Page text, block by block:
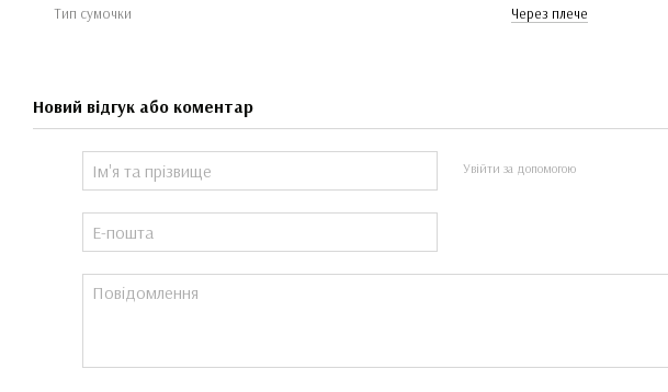
Тип сумочки Через плече
Новий відгук або коментар
Увійти за допомогою